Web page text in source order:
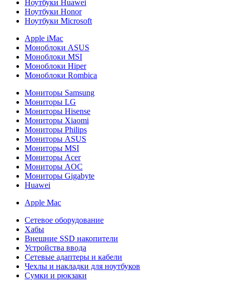
Ноутбуки Huawei
Ноутбуки Honor
Ноутбуки Microsoft
Apple iMac
Моноблоки ASUS
Моноблоки MSI
Моноблоки Hiper
Моноблоки Rombica
Мониторы Samsung
Мониторы LG
Мониторы Hisense
Мониторы Xiaomi
Мониторы Philips
Мониторы ASUS
Мониторы MSI
Мониторы Acer
Мониторы AOC
Мониторы Gigabyte
Huawei
Apple Mac
Сетевое оборудование
Хабы
Внешние SSD накопители
Устройства ввода
Сетевые адаптеры и кабели
Чехлы и накладки для ноутбуков
Сумки и рюкзаки